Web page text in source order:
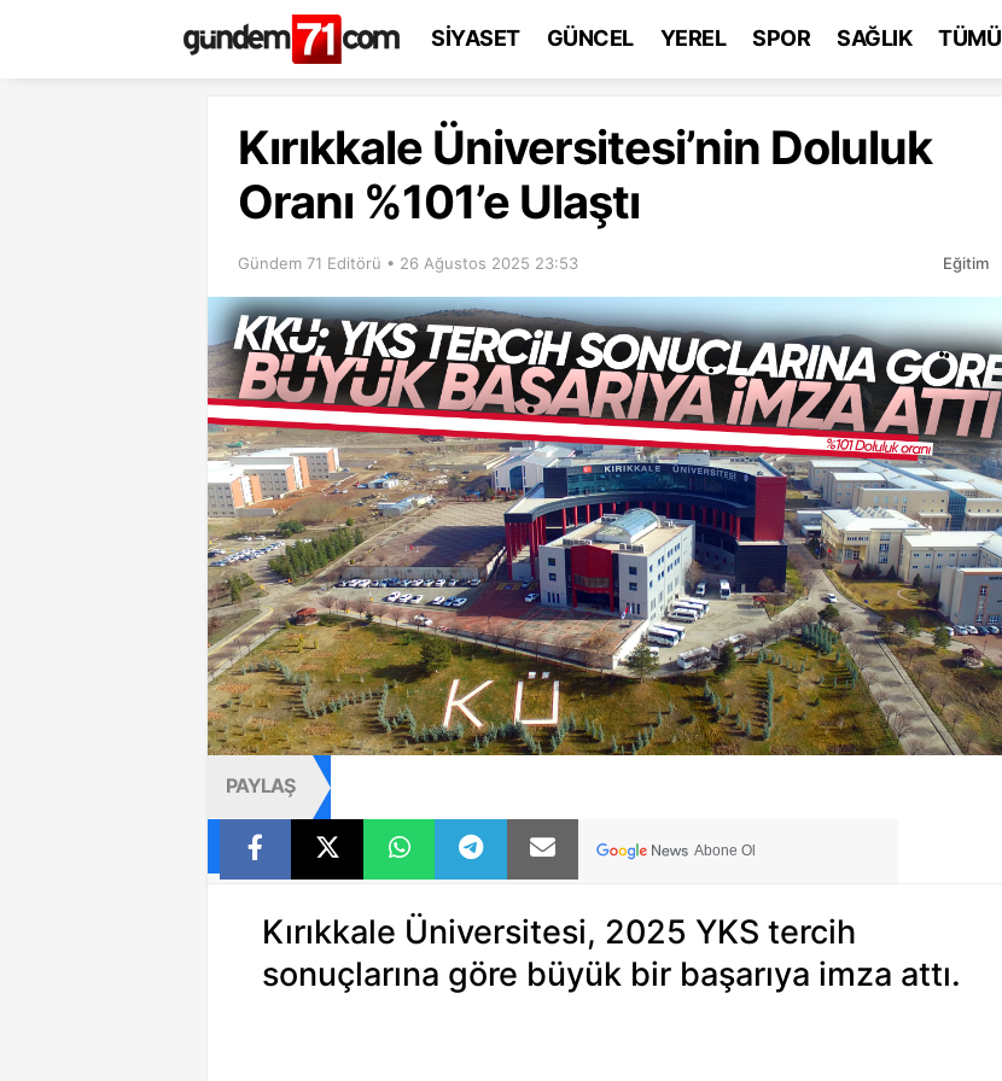
SİYASET GÜNCEL YEREL SPOR SAĞLIK TÜMÜ
Kırıkkale Üniversitesi’nin Doluluk
Oranı %101’e Ulaştı
Gündem 71 Editörü • 26 Ağustos 2025 23:53 Eğitim
PAYLAŞ
Abone Ol
Kırıkkale Üniversitesi, 2025 YKS tercih
sonuçlarına göre büyük bir başarıya imza attı.